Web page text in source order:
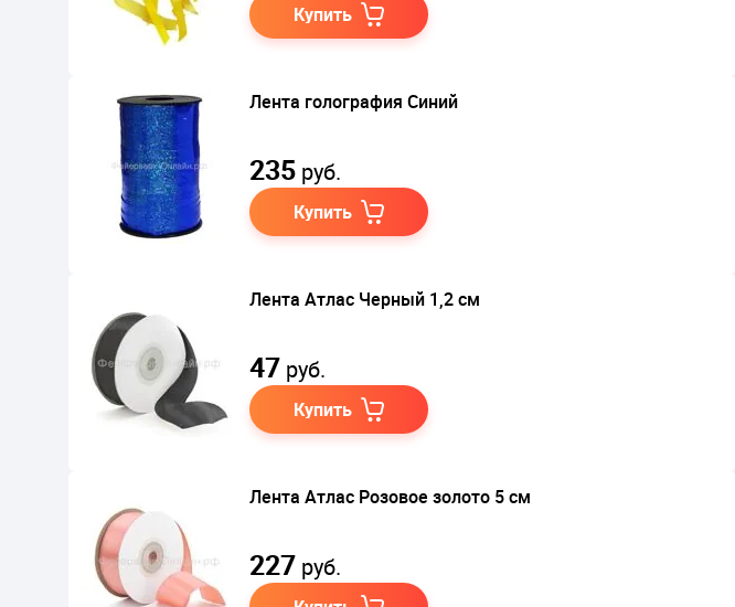
Купить
Лента голография Синий
235 руб.
Купить
Лента Атлас Черный 1,2 см
47 руб.
Купить
Лента Атлас Розовое золото 5 см
227 руб.